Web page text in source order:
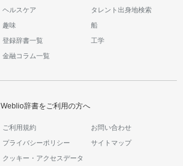
ヘルスケア タレント出身地検索
趣味 船
登録辞書一覧 工学
金融コラム一覧
Weblio辞書をご利用の方へ
ご利用規約 お問い合わせ
プライバシーポリシー サイトマップ
クッキー・アクセスデータ